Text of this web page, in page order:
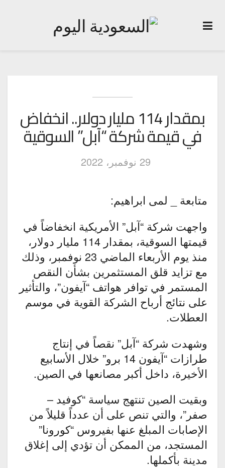
بمقدار 114 مليار دولار.. انخفاض
في قيمة شركة “آبل” السوقية
29 نوفمبر، 2022
متابعة _ لمى ابراهيم:
واجهت شركة “آبل” الأمريكية انخفاضاً في
قيمتها السوقية، بمقدار 114 مليار دولار،
منذ يوم الأربعاء الماضي 23 نوفمبر، وذلك
مع تزايد قلق المستثمرين بشأن النقص
المستمر في توافر هواتف “آيفون”، والتأثير
على نتائج أرباح الشركة القوية في موسم
العطلات.
وشهدت شركة “آبل” نقصاً في إنتاج
طرازات “آيفون 14 برو” خلال الأسابيع
الأخيرة، داخل أكبر مصانعها في الصين.
وبقيت الصين تنتهج سياسة “كوفيد –
صفر”، والتي تنص على أن عدداً قليلاً من
الإصابات المبلغ عنها بفيروس “كورونا”
المستجد، من الممكن أن تؤدي إلى إغلاق
مدينة بأكملها.